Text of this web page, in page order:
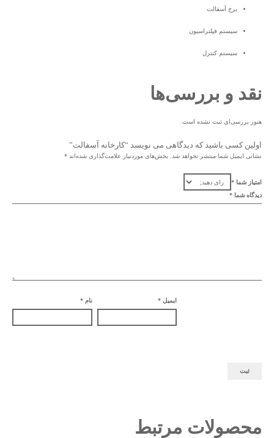
برج آسفالت
سیستم فیلتراسیون
سیستم کنترل
نقد و بررسی‌ها
هنوز بررسی‌ای ثبت نشده است.
اولین کسی باشید که دیدگاهی می نویسد “کارخانه آسفالت”
نشانی ایمیل شما منتشر نخواهد شد. بخش‌های موردنیاز علامت‌گذاری شده‌اند *
امتیاز شما *
دیدگاه شما *
نام* ایمیل *
محصولات مرتبط